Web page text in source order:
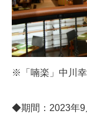
※「喃楽」中川
◆期間：2023年9